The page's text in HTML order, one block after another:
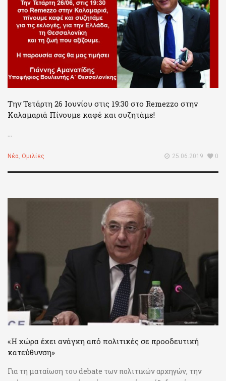
Την Τετάρτη 26 Ιουνίου στις 19:30 στο Remezzo στην
Καλαμαριά Πίνουμε καφέ και συζητάμε!
...
Νέα, Ομιλίες 25.06.2019 0
«Η χώρα έχει ανάγκη από πολιτικές σε προοδευτική
κατεύθυνση»
Για τη ματαίωση του debate των πολιτικών αρχηγών, την